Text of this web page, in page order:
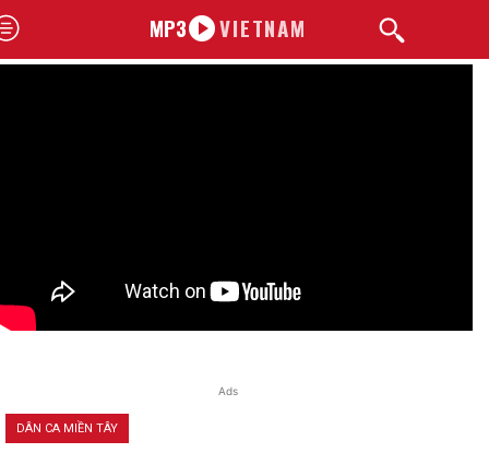
MP3 VIETNAM
Ads
DÂN CA MIỀN TÂY